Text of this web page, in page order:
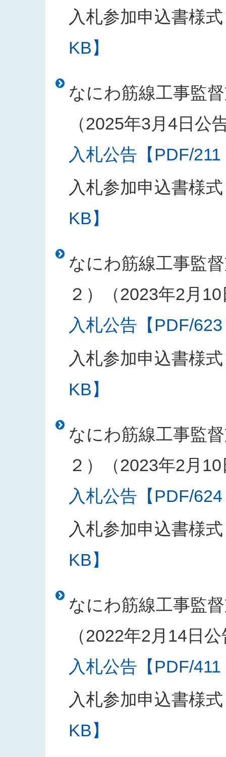
入札参加申込書様式
KB】
なにわ筋線工事監
（2025年3月4日公
入札公告【PDF/
入札参加申込書様式
KB】
なにわ筋線工事監
２）（2023年2月
入札公告【PDF/
入札参加申込書様式
KB】
なにわ筋線工事監
２）（2023年2月
入札公告【PDF/
入札参加申込書様式
KB】
なにわ筋線工事監
（2022年2月14日
入札公告【PDF/
入札参加申込書様式
KB】